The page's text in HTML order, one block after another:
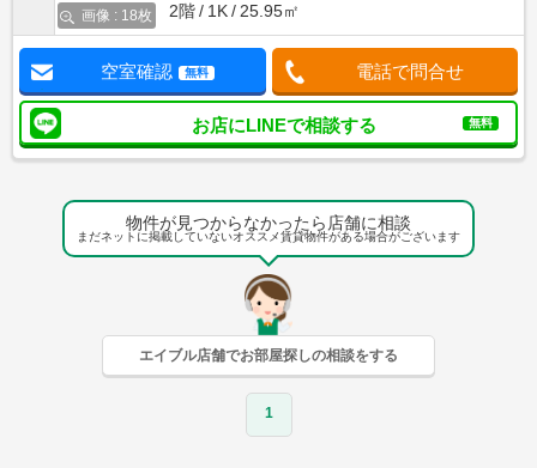
画像 : 18枚
2階
1K 25.95㎡
空室確認 無料 電話で問合せ
お店にLINEで相談する 無料
物件が見つからなかったら店舗に相談
まだネットに掲載していないオススメ賃貸物件がある場合がございます
エイブル店舗でお部屋探しの相談をする
1